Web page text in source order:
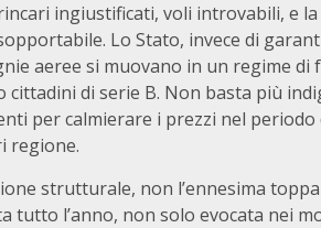
ingiustificati, voli introvabili, e
Lo Stato, invece di
aeree si muovano in un regime
cittadini di serie B. Non basta più
per calmierare i prezzi nel
regione.
strutturale, non l’ennesima
tutto l’anno, non solo evocata nei